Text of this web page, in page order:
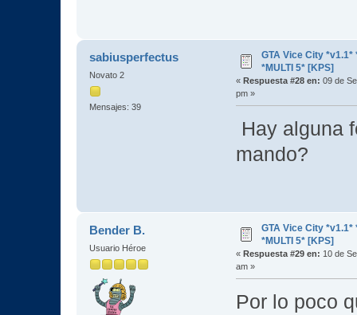
sabiusperfectus
Novato 2
Mensajes: 39
GTA Vice City *v1.1*
*MULTI 5* [KPS]
« Respuesta #28 en: 09 de
pm »
Hay alguna
mando?
Bender B.
Usuario Héroe
GTA Vice City *v1.1*
*MULTI 5* [KPS]
« Respuesta #29 en: 10 de
am »
Por lo poco